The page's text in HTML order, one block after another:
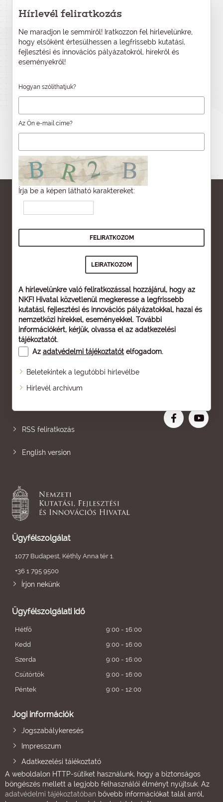
Hírlevél feliratkozás
Ne maradjon le semmiről! Iratkozzon fel hírlevelünkre,
hogy elsőként értesülhessen a legfrissebb kutatási,
fejlesztési és innovációs pályázatokról, hírekről és
eseményekről!
Hogyan szólíthatjuk?
Az Ön e-mail címe?
Írja be a képen látható karaktereket:
A hírlevelünkre való feliratkozással hozzájárul, hogy az
NKFI Hivatal közvetlenül megkeresse a legfrissebb
kutatási, fejlesztési és innovációs pályázatokkal, hazai és
nemzetközi hírekkel, eseményekkel. További
információkért, kérjük, olvassa el az adatkezelési
tájékoztatót.
Az adatvédelmi tájékoztatót elfogadom.
Beletekintek a legutóbbi hírlevélbe
Hírlevél archívum
Oldaltérkép
RSS feliratkozás
English version
Ügyfélszolgálat
1077 Budapest, Kéthly Anna tér 1.
+36 1 795 9500
Írjon nekünk
Ügyfélszolgálati idő
Hétfő
9:00 - 16:00
Kedd
9:00 - 16:00
Szerda
9:00 - 16:00
Csütörtök
9:00 - 16:00
Péntek
9:00 - 12:00
Jogi információk
Jogszabálykeresés
Impresszum
Adatkezelési tájékoztató
A weboldalon HTTP-sütiket használunk, hogy a biztonságos
böngészés mellett a legjobb felhasználói élményt nyújtsuk. Az
adatvédelmi tájékoztatóban bővebb információkat talál arról,